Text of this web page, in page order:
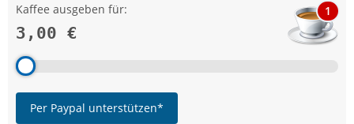
Kaffee ausgeben für:
3,00 €
1
Per Paypal unterstützen*